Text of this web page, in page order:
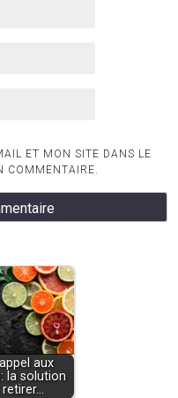
ET MON SITE DANS LE
COMMENTAIRE.
aux
la solution